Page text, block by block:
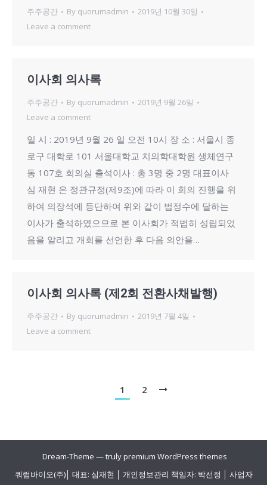
주주공간 By quorumadmin
2019년 10월 30일
Leave a comment
이사회 의사록
주주공간 By quorumadmin
2019년 9월 26일
Leave a comment
일 시 : 2019년 9월 26 일 오전 10시 장 소 : 서울시 종
로구 대학로 101 서울대학교 치의학대학원 생체연구
동 107호 회의실 출석이사 : 총 3명 중 2명 대표이사
심 재현 은 정관규정(제9조)에 따라 이 회의 진행을 위
하여 의장석에 등단하여 위와 같이 법정수에 달하는
이사가 출석하였으므로 본 이사회가 적법히 성립되었
음을 알리고 개회를 선언한 후 다음 의안을…
이사회 의사록 (제2회 전환사채발행)
주주공간 By quorumadmin
2019년 7월 4일
Leave a comment
1 2
Dream-Theme — trulypremium WordPress themes
쿼럼바이오(주)│ 대표: 심재현 │ 개인정보관리 책임자: 박선정 │ 사업자